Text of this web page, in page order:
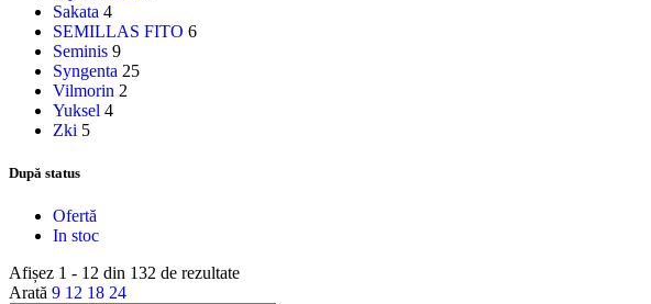
Sakata 4
SEMILLAS FITO 6
Seminis 9
Syngenta 25
Vilmorin 2
Yuksel 4
Zki 5
După status
Ofertă
In stoc
Afișez 1 - 12 din 132 de rezultate
Arată 9 12 18 24